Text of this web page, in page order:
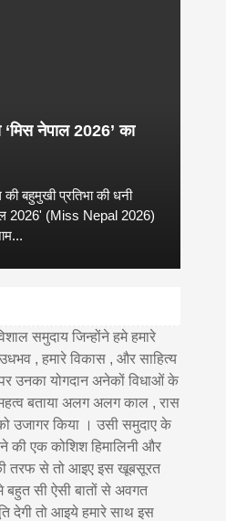
‘मिस नेपाल 2026’ का
बहुमुखी प्रतिभा की धनी
2026' (Miss Nepal 2026)
समुदाय जिन्होंने हमे हमारे
, हमारे विकास , और साहित्य
उनका योगदान अनेकों विधाओं के
बताया अलग अलग काल , रास
उजागर किया । उसी समुदाए के
की एक कोशिश हिमालिनी और
तरफ से तो आइए इस खूबसूरत
सी ऐसी बातों से अवगत
देगी तो आइये हमारे साथ इस